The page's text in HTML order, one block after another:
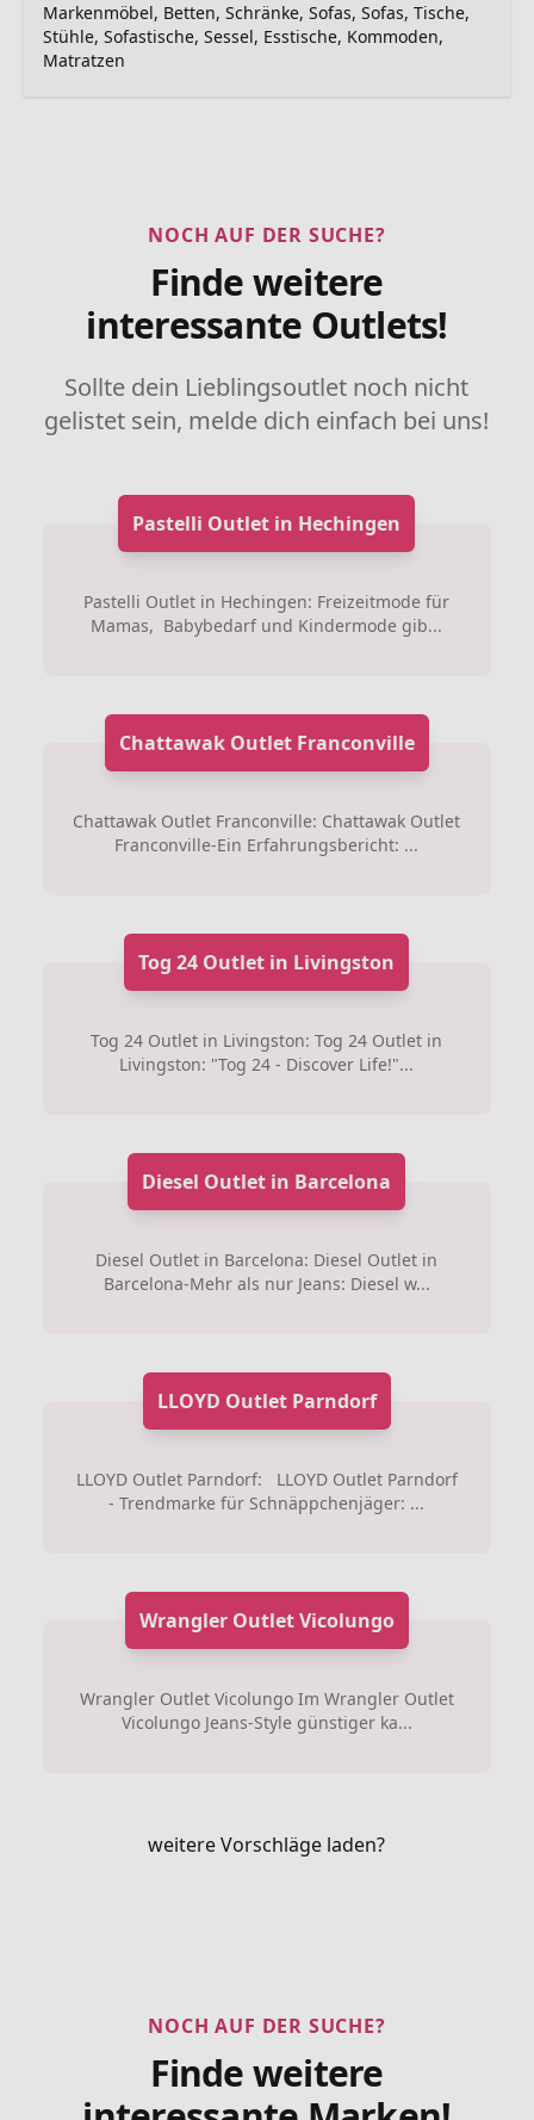
Markenmöbel, Betten, Schränke, Sofas, Sofas, Tische,
Stühle, Sofastische, Sessel, Esstische, Kommoden,
Matratzen
NOCH AUF DER SUCHE?
Finde weitere
interessante Outlets!
Sollte dein Lieblingsoutlet noch nicht
gelistet sein, melde dich einfach bei uns!
Pastelli Outlet in Hechingen
Pastelli Outlet in Hechingen: Freizeitmode für
Mamas, Babybedarf und Kindermode gib...
Chattawak Outlet Franconville
Chattawak Outlet Franconville: Chattawak Outlet
Franconville-Ein Erfahrungsbericht: ...
Tog 24 Outlet in Livingston
Tog 24 Outlet in Livingston: Tog 24 Outlet in
Livingston: "Tog 24 - Discover Life!"...
Diesel Outlet in Barcelona
Diesel Outlet in Barcelona: Diesel Outlet in
Barcelona-Mehr als nur Jeans: Diesel w...
LLOYD Outlet Parndorf
LLOYD Outlet Parndorf: LLOYD Outlet Parndorf
- Trendmarke für Schnäppchenjäger: ...
Wrangler Outlet Vicolungo
Wrangler Outlet Vicolungo Im Wrangler Outlet
Vicolungo Jeans-Style günstiger ka...
weitere Vorschläge laden?
NOCH AUF DER SUCHE?
Finde weitere